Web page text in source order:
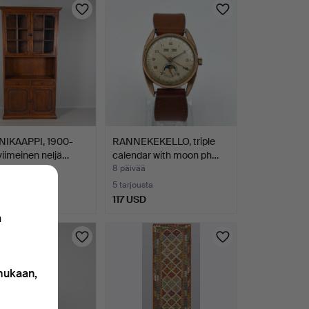
1900-
neljä…
RANNEKEKELLO, triple
calendar with moon ph…
8 päivää
5 tarjousta
117 USD